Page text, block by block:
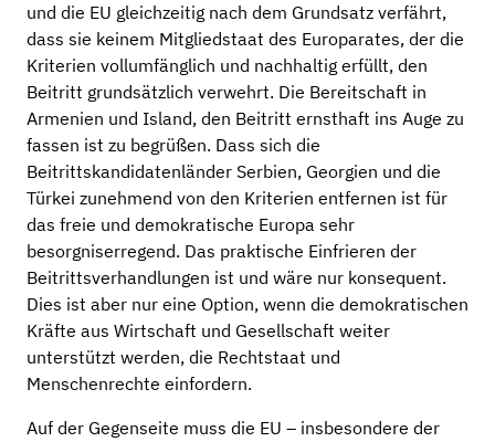
und die EU gleichzeitig nach dem Grundsatz verfährt,
dass sie keinem Mitgliedstaat des Europarates, der die
Kriterien vollumfänglich und nachhaltig erfüllt, den
Beitritt grundsätzlich verwehrt. Die Bereitschaft in
Armenien und Island, den Beitritt ernsthaft ins Auge zu
fassen ist zu begrüßen. Dass sich die
Beitrittskandidatenländer Serbien, Georgien und die
Türkei zunehmend von den Kriterien entfernen ist für
das freie und demokratische Europa sehr
besorgniserregend. Das praktische Einfrieren der
Beitrittsverhandlungen ist und wäre nur konsequent.
Dies ist aber nur eine Option, wenn die demokratischen
Kräfte aus Wirtschaft und Gesellschaft weiter
unterstützt werden, die Rechtstaat und
Menschenrechte einfordern.
Auf der Gegenseite muss die EU – insbesondere der